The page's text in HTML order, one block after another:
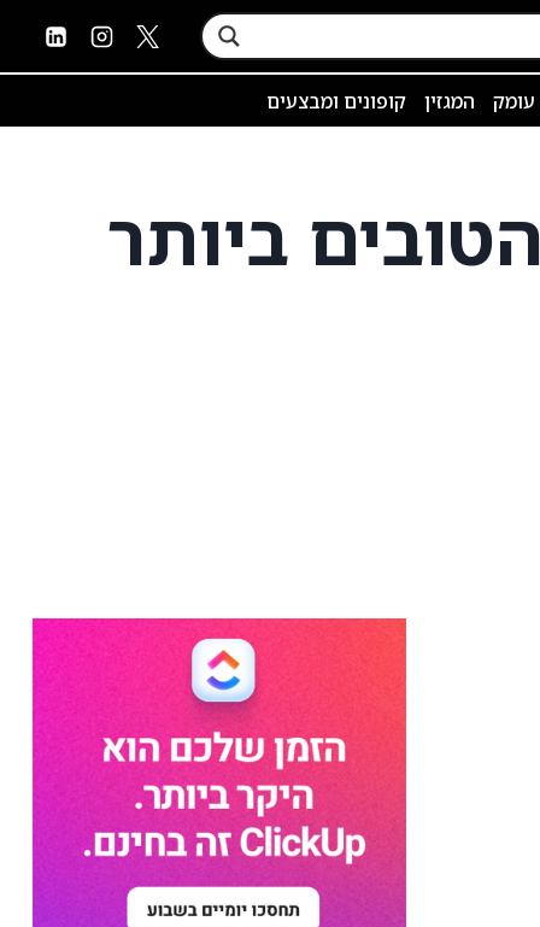
עומק המגזין קופונים ומבצעים
ביותר